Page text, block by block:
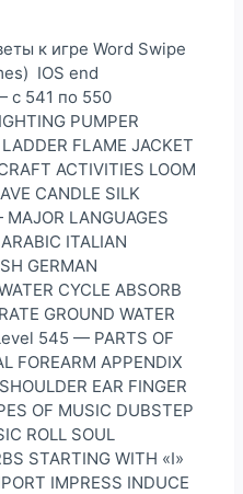
к игре Word Swipe
IOS end
с 541 по 550
PUMPER
FLAME JACKET
ACTIVITIES LOOM
CANDLE SILK
LANGUAGES
ITALIAN
GERMAN
CYCLE ABSORB
GROUND WATER
545 — PARTS OF
FOREARM APPENDIX
EAR FINGER
OF MUSIC DUBSTEP
ROLL SOUL
STARTING WITH «I»
IMPRESS INDUCE